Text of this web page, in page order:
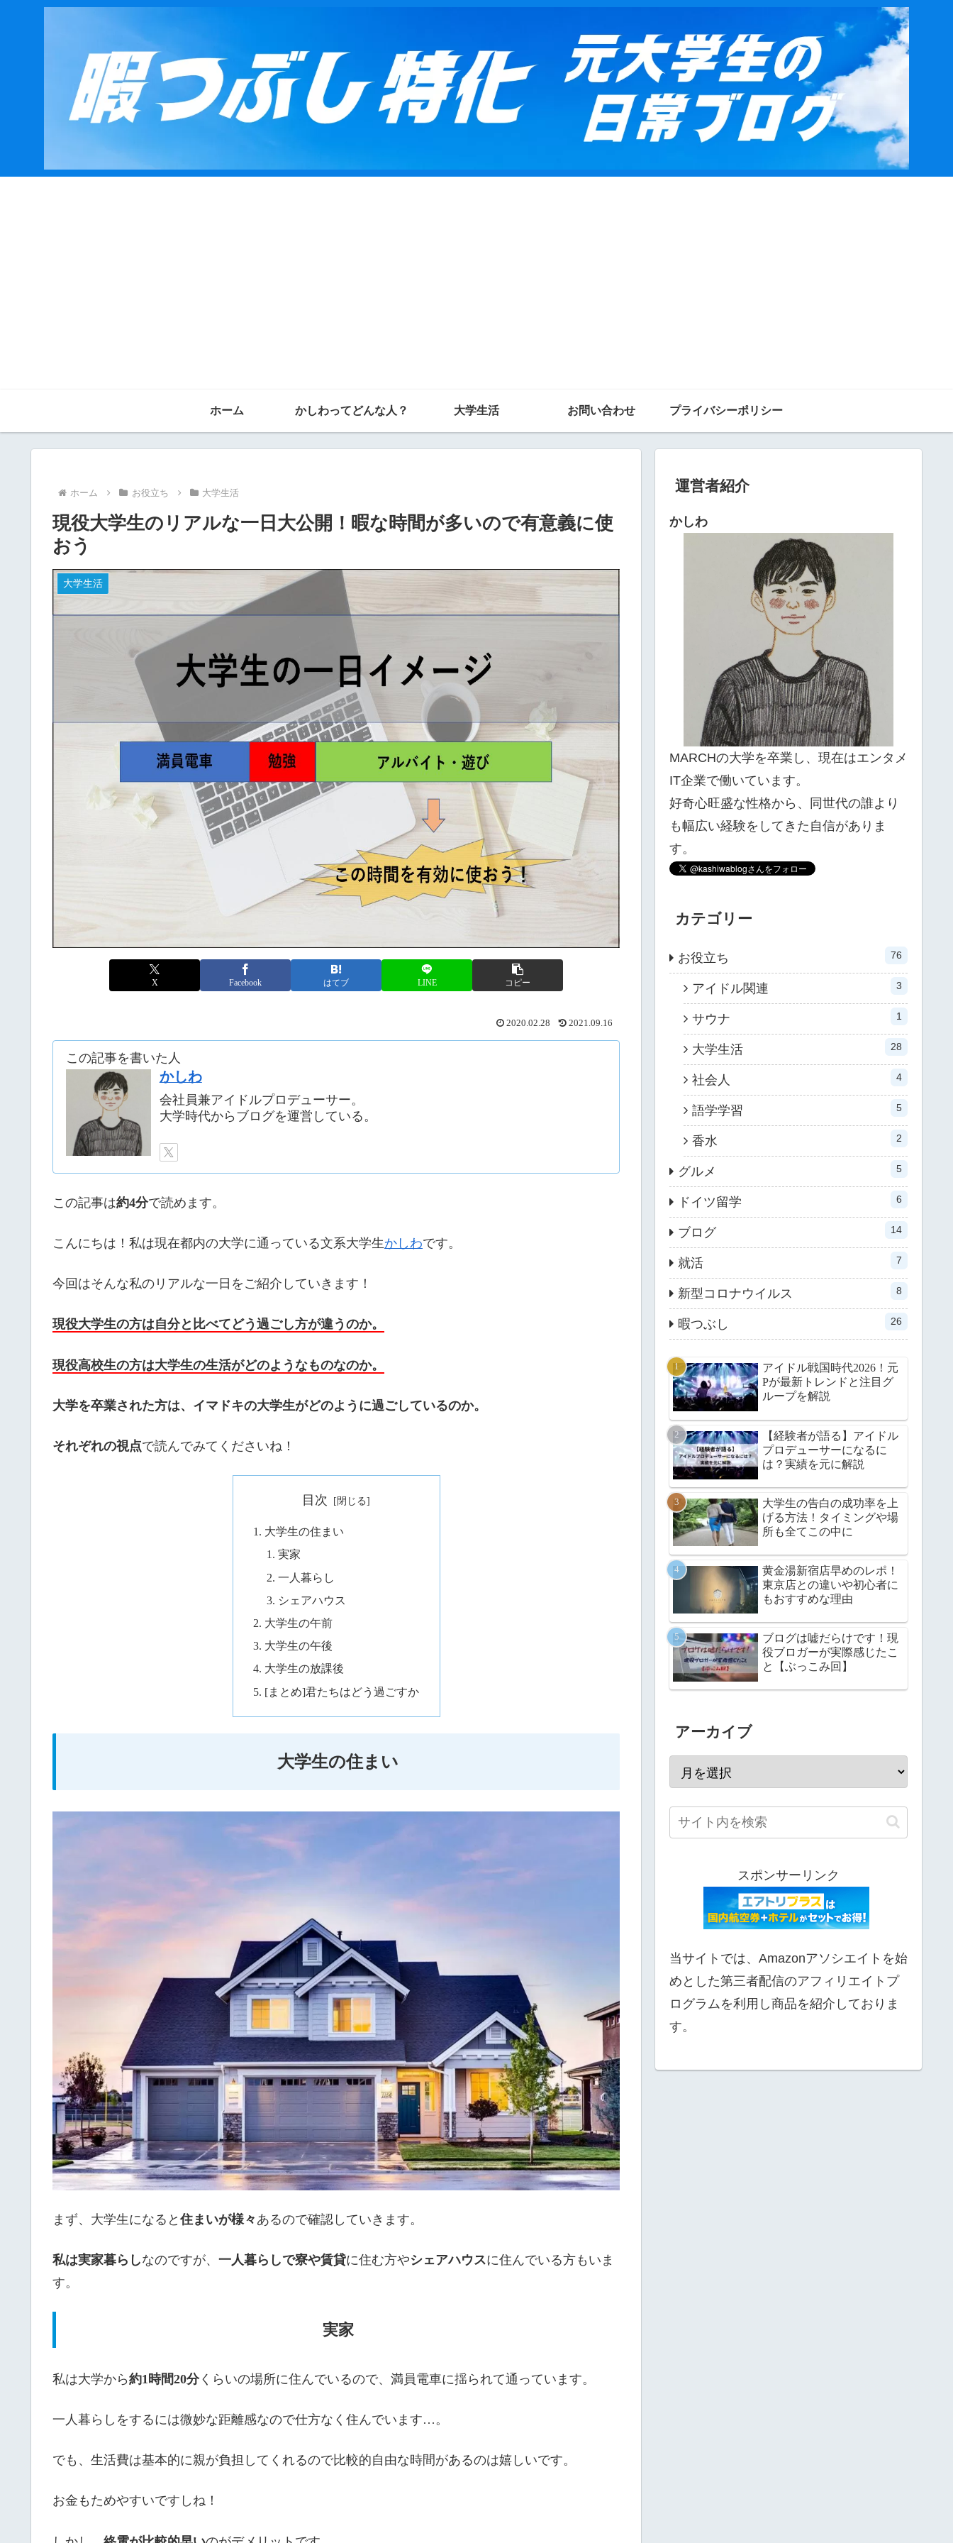
ホーム かしわってどんな人？ 大学生活 お問い合わせ プライバシーポリシー
ホーム お役立ち 大学生活
現役大学生のリアルな一日大公開！暇な時間が多いので有意義に使
おう
大学生活
X Facebook はてブ LINE コピー
2020.02.28 2021.09.16
この記事を書いた人
かしわ
会社員兼アイドルプロデューサー。
大学時代からブログを運営している。
この記事は約4分で読めます。
こんにちは！私は現在都内の大学に通っている文系大学生かしわです。
今回はそんな私のリアルな一日をご紹介していきます！
現役大学生の方は自分と比べてどう過ごし方が違うのか。
現役高校生の方は大学生の生活がどのようなものなのか。
大学を卒業された方は、イマドキの大学生がどのように過ごしているのか。
それぞれの視点で読んでみてくださいね！
目次
大学生の住まい
実家
一人暮らし
シェアハウス
大学生の午前
大学生の午後
大学生の放課後
[まとめ]君たちはどう過ごすか
大学生の住まい
まず、大学生になると住まいが様々 あるので確認していきます。
私は実家暮らしなのですが、 一人暮らしで寮や賃貸に住む方やシェアハウスに住んでいる方もいま
す。
実家
私は大学から約1時間20分くらいの場所に住んでいるので、満員電車に揺られて通っています。
一人暮らしをするには微妙な距離感なので仕方なく住んでいます…。
でも、生活費は基本的に親が負担してくれるので比較的自由な時間があるのは嬉しいです。
お金もためやすいですしね！
運営者紹介
かしわ
MARCHの大学を卒業し、現在はエンタメ
IT企業で働いています。
好奇心旺盛な性格から、同世代の誰より
も幅広い経験をしてきた自信がありま
す。
カテゴリー
お役立ち 76
アイドル関連 3
サウナ 1
大学生活 28
社会人 4
語学学習 5
香水 2
グルメ 5
ドイツ留学 6
ブログ 14
就活 7
新型コロナウイルス 8
暇つぶし 26
アイドル戦国時代2026！元
Pが最新トレンドと注目グ
ループを解説
【経験者が語る】アイドル
プロデューサーになるに
は？実績を元に解説
大学生の告白の成功率を上
げる方法！タイミングや場
所も全てこの中に
黄金湯新宿店早めのレポ！
東京店との違いや初心者に
もおすすめな理由
ブログは嘘だらけです！現
役ブロガーが実際感じたこ
と【ぶっこみ回】
アーカイブ
スポンサーリンク
当サイトでは、Amazonアソシエイトを始
めとした第三者配信のアフィリエイトプ
ログラムを利用し商品を紹介しておりま
す。